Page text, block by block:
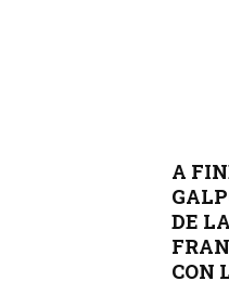
A
DE
CON